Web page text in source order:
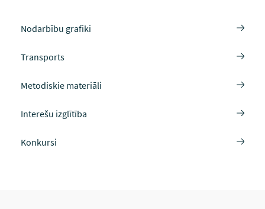
Nodarbību grafiki
Transports
Metodiskie materiāli
Interešu izglītība
Konkursi